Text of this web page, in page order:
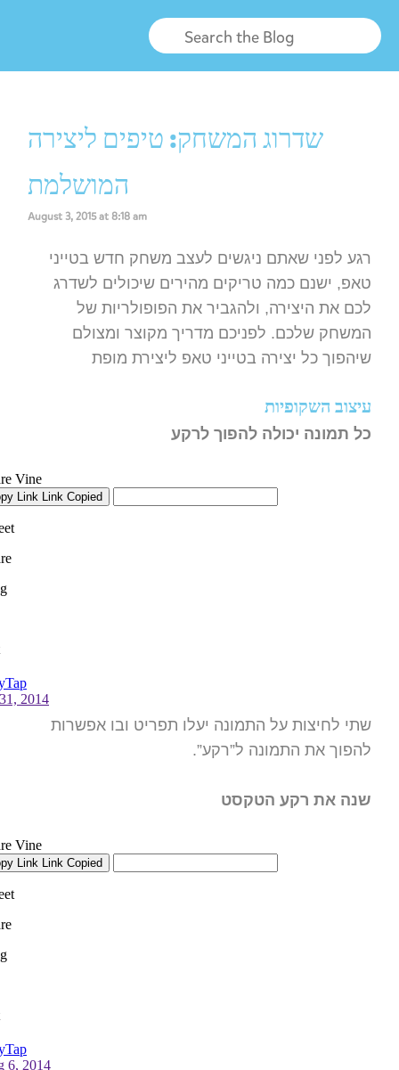
שדרוג המשחק: טיפים ליצירה
המושלמת
August 3, 2015 at 8:18 am
רגע לפני שאתם ניגשים לעצב משחק חדש בטייני
טאפ, ישנם כמה טריקים מהירים שיכולים לשדרג
לכם את היצירה, ולהגביר את הפופולריות של
המשחק שלכם. לפניכם מדריך מקוצר ומצולם
שיהפוך כל יצירה בטייני טאפ ליצירת מופת
עיצוב השקופיות
כל תמונה יכולה להפוך לרקע
שתי לחיצות על התמונה יעלו תפריט ובו אפשרות
להפוך את התמונה ל”רקע”.
שנה את רקע הטקסט